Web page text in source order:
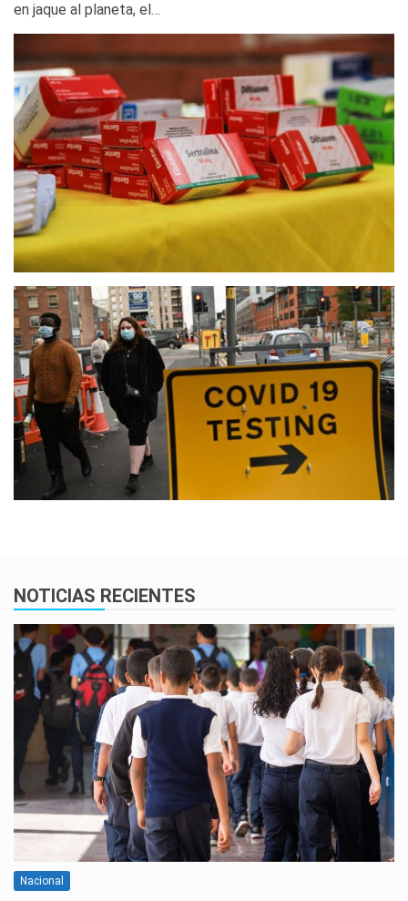
en jaque al planeta, el…
NOTICIAS RECIENTES
Nacional